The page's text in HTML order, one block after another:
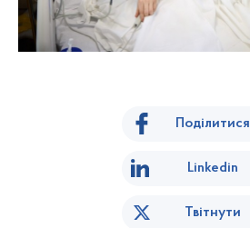
Поділитися
Linkedin
Твітнути